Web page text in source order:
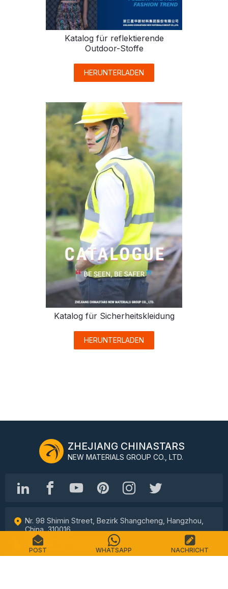
Katalog für reflektierende
Outdoor-Stoffe
HERUNTERLADEN
Katalog für Sicherheitskleidung
HERUNTERLADEN
ZHEJIANG CHINASTARS
NEW MATERIALS GROUP CO., LTD.
Nr. 98 Shimin Street, Bezirk Shangcheng, Hangzhou,
China, 310016
Tel.: +86-571-87155512
POST WHATSAPP NACHRICHT